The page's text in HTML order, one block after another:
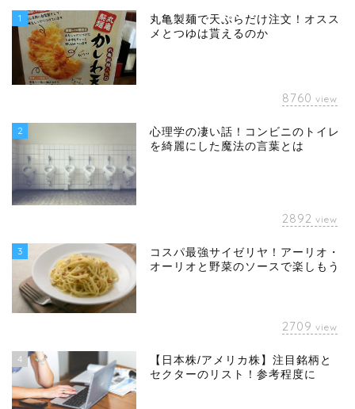
1
丸亀製麺で天ぷらだけ注文！オスス
メとつゆは貰えるのか
8760 view
2
心理学の凄い話！コンビニのトイレ
を綺麗にした魔法の言葉とは
2892 view
3
コスパ最強サイゼリヤ！アーリオ・
オーリオと野菜のソースで楽しもう
2709 view
4
【日本株/アメリカ株】注目銘柄と
セクターのリスト！参考程度に